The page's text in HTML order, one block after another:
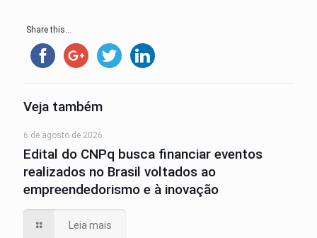
Share this...
Veja também
6 de agosto de 2026
Edital do CNPq busca financiar eventos
realizados no Brasil voltados ao
empreendedorismo e à inovação
Leia mais